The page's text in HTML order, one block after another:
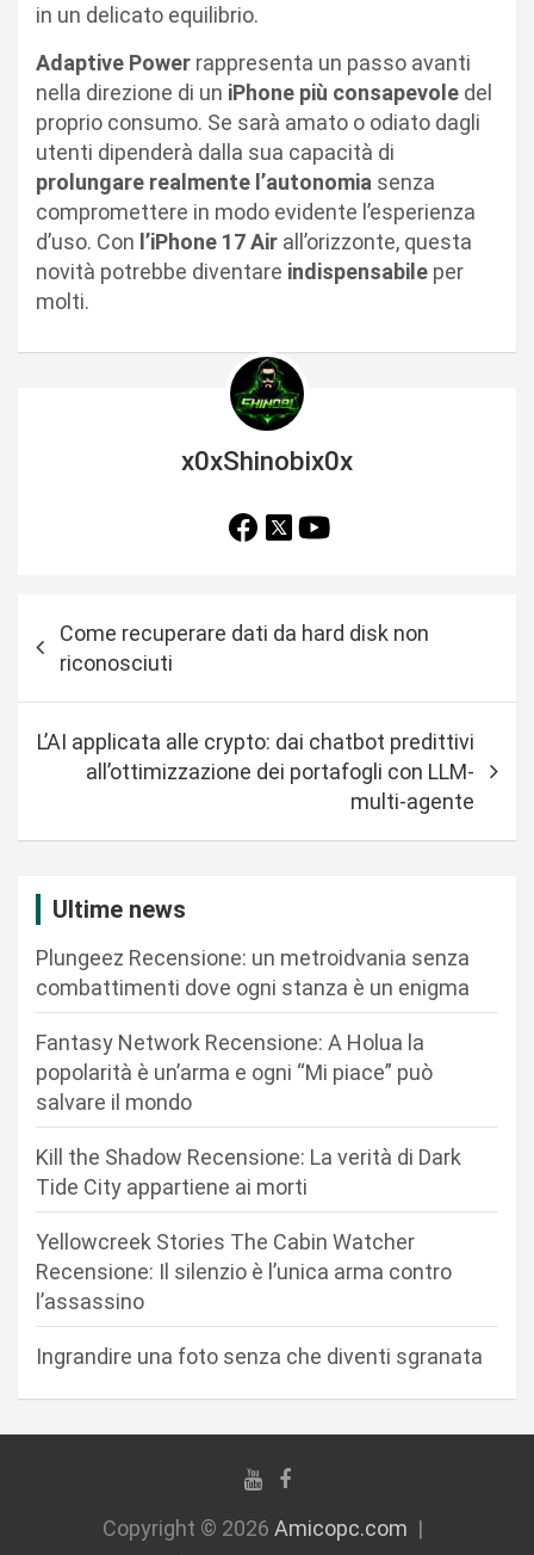
in un delicato equilibrio.
Adaptive Power rappresenta un passo avanti
nella direzione di un iPhone più consapevole del
proprio consumo. Se sarà amato o odiato dagli
utenti dipenderà dalla sua capacità di
prolungare realmente l’autonomia senza
compromettere in modo evidente l’esperienza
d’uso. Con l’iPhone 17 Air all’orizzonte, questa
novità potrebbe diventare indispensabile per
molti.
x0xShinobix0x
z
Come recuperare dati da hard disk non
riconosciuti
L’AI applicata alle crypto: dai chatbot predittivi
all’ottimizzazione dei portafogli con LLM-
multi‑agente
Ultime news
Plungeez Recensione: un metroidvania senza
combattimenti dove ogni stanza è un enigma
Fantasy Network Recensione: A Holua la
popolarità è un’arma e ogni “Mi piace” può
salvare il mondo
Kill the Shadow Recensione: La verità di Dark
Tide City appartiene ai morti
Yellowcreek Stories The Cabin Watcher
Recensione: Il silenzio è l’unica arma contro
l’assassino
Ingrandire una foto senza che diventi sgranata
Copyright © 2026 Amicopc.com